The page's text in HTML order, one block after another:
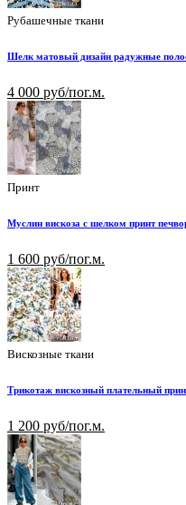
Рубашечные ткани
Шелк матовый дизайн радужные
4 000 руб/пог.м.
Принт
Муслин вискоза с шелком принт
1 600 руб/пог.м.
Вискозные ткани
Трикотаж вискозный плательный
1 200 руб/пог.м.